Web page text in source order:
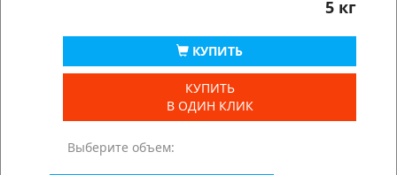
5 кг
КУПИТЬ
КУПИТЬ
В ОДИН КЛИК
Выберите объем: